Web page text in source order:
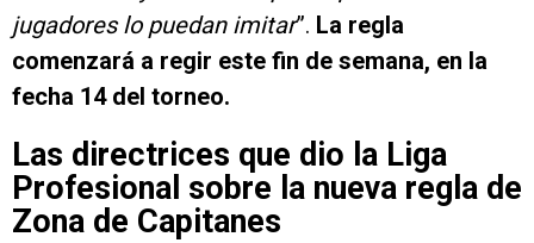
jugadores lo puedan imitar”. La regla
comenzará a regir este fin de semana, en la
fecha 14 del torneo.
Las directrices que dio la Liga
Profesional sobre la nueva regla de
Zona de Capitanes